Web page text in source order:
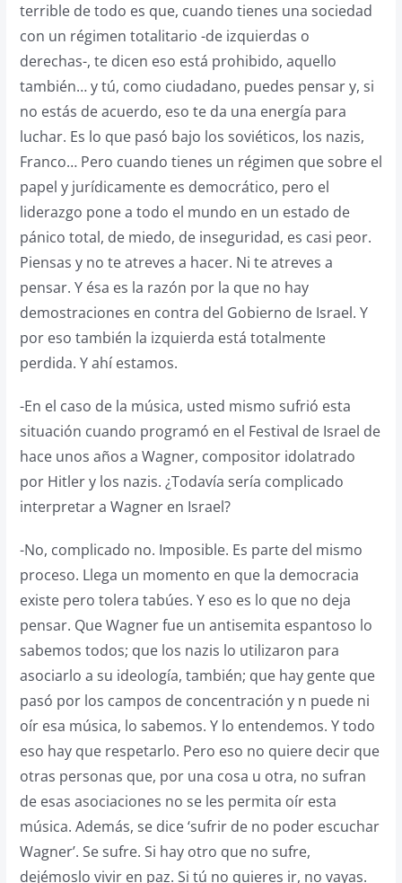
terrible de todo es que, cuando tienes una sociedad
con un régimen totalitario -de izquierdas o
derechas-, te dicen eso está prohibido, aquello
también… y tú, como ciudadano, puedes pensar y, si
no estás de acuerdo, eso te da una energía para
luchar. Es lo que pasó bajo los soviéticos, los nazis,
Franco… Pero cuando tienes un régimen que sobre el
papel y jurídicamente es democrático, pero el
liderazgo pone a todo el mundo en un estado de
pánico total, de miedo, de inseguridad, es casi peor.
Piensas y no te atreves a hacer. Ni te atreves a
pensar. Y ésa es la razón por la que no hay
demostraciones en contra del Gobierno de Israel. Y
por eso también la izquierda está totalmente
perdida. Y ahí estamos.
-En el caso de la música, usted mismo sufrió esta
situación cuando programó en el Festival de Israel de
hace unos años a Wagner, compositor idolatrado
por Hitler y los nazis. ¿Todavía sería complicado
interpretar a Wagner en Israel?
-No, complicado no. Imposible. Es parte del mismo
proceso. Llega un momento en que la democracia
existe pero tolera tabúes. Y eso es lo que no deja
pensar. Que Wagner fue un antisemita espantoso lo
sabemos todos; que los nazis lo utilizaron para
asociarlo a su ideología, también; que hay gente que
pasó por los campos de concentración y n puede ni
oír esa música, lo sabemos. Y lo entendemos. Y todo
eso hay que respetarlo. Pero eso no quiere decir que
otras personas que, por una cosa u otra, no sufran
de esas asociaciones no se les permita oír esta
música. Además, se dice ‘sufrir de no poder escuchar
Wagner’. Se sufre. Si hay otro que no sufre,
dejémoslo vivir en paz. Si tú no quieres ir, no vayas.